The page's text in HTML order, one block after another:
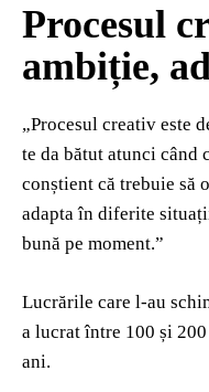
Procesul
ambiție,
„Procesul creativ este
te da bătut atunci când
conștient că trebuie să
adapta în diferite
bună pe moment.”
Lucrările care l-au
a lucrat între 100 și
ani.